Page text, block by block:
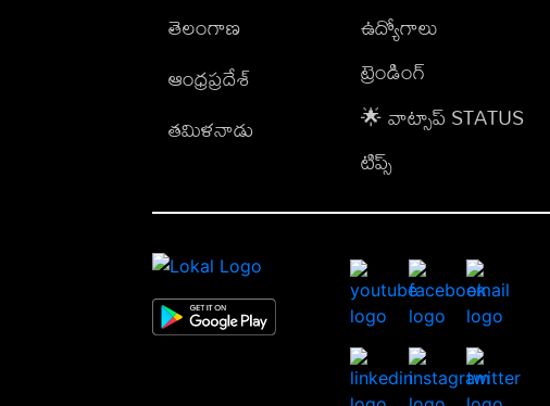
తెలంగాణ
ఆంధ్రప్రదేశ్
తమిళనాడు
ఉద్యోగాలు
ట్రెండింగ్
🌟 వాట్సాప్ STATUS
టిప్స్